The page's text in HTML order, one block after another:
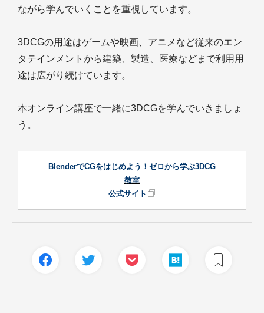
ながら学んでいくことを重視しています。
3DCGの用途はゲームや映画、アニメなど従来のエン
タテインメントから建築、製造、医療などまで利用用
途は広がり続けています。
本オンライン講座で一緒に3DCGを学んでいきましょ
う。
BlenderでCGをはじめよう！ゼロから学ぶ3DCG
教室
公式サイト